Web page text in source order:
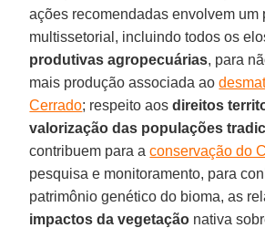
ações recomendadas envolvem um
multissetorial, incluindo todos os
produtivas agropecuárias, para
mais produção associada ao
Cerrado; respeito aosdireitos
valorização das populações
contribuem para aconservação do
pesquisa e monitoramento, para
patrimônio genético do bioma, as
impactos da vegetação nativa